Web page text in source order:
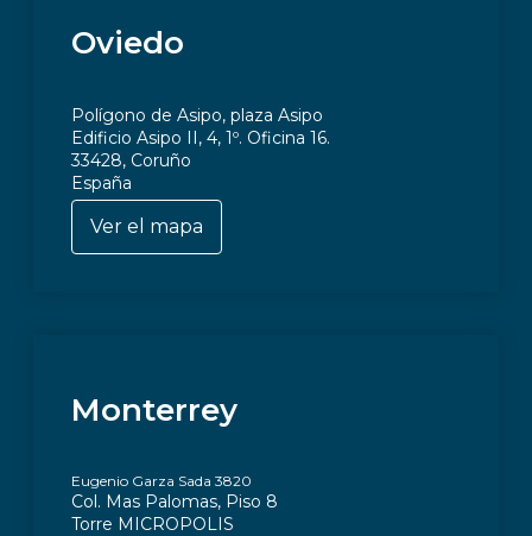
Oviedo
Polígono de Asipo, plaza Asipo
Edificio Asipo II, 4, 1º. Oficina 16.
33428, Coruño
España
Ver el mapa
Monterrey
Eugenio Garza Sada 3820
Col. Mas Palomas, Piso 8
Torre MICROPOLIS